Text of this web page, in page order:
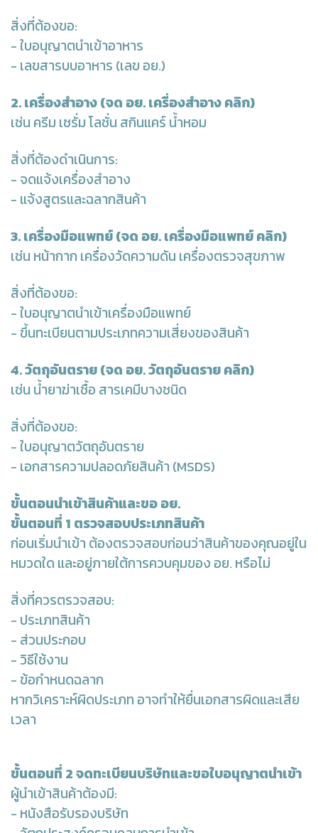
สิ่งที่ต้องขอ:
- ใบอนุญาตนำเข้าอาหาร
- เลขสารบบอาหาร (เลข อย.)
2. เครื่องสำอาง(จด อย. เครื่องสำอาง คลิก)
เช่น ครีม เซรั่ม โลชั่น สกินแคร์ น้ำหอม
สิ่งที่ต้องดำเนินการ:
- จดแจ้งเครื่องสำอาง
- แจ้งสูตรและฉลากสินค้า
3. เครื่องมือแพทย์(จด อย. เครื่องมือแพทย์ คลิก)
เช่น หน้ากาก เครื่องวัดความดัน เครื่องตรวจสุขภาพ
สิ่งที่ต้องขอ:
- ใบอนุญาตนำเข้าเครื่องมือแพทย์
- ขึ้นทะเบียนตามประเภทความเสี่ยงของสินค้า
4. วัตถุอันตราย(จด อย. วัตถุอันตราย คลิก)
เช่น น้ำยาฆ่าเชื้อ สารเคมีบางชนิด
สิ่งที่ต้องขอ:
- ใบอนุญาตวัตถุอันตราย
- เอกสารความปลอดภัยสินค้า (MSDS)
ขั้นตอนนำเข้าสินค้าและขอ อย.
ขั้นตอนที่ 1 ตรวจสอบประเภทสินค้า
ก่อนเริ่มนำเข้า ต้องตรวจสอบก่อนว่าสินค้าของคุณอยู่ใน
หมวดใด และอยู่ภายใต้การควบคุมของ อย. หรือไม่
สิ่งที่ควรตรวจสอบ:
- ประเภทสินค้า
- ส่วนประกอบ
- วิธีใช้งาน
- ข้อกำหนดฉลาก
หากวิเคราะห์ผิดประเภท อาจทำให้ยื่นเอกสารผิดและเสีย
เวลา
ขั้นตอนที่ 2 จดทะเบียนบริษัทและขอใบอนุญาตนำเข้า
ผู้นำเข้าสินค้าต้องมี:
- หนังสือรับรองบริษัท